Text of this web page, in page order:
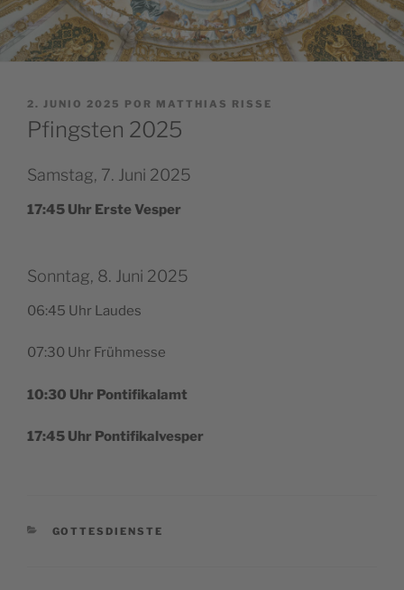
PUBLICADO
EL
2. JUNIO 2025 POR MATTHIAS RISSE
Pfingsten 2025
Samstag, 7. Juni 2025
17:45 Uhr Ers­te Vesper
Sonntag, 8. Juni 2025
06:45 Uhr Laudes
07:30 Uhr Frühmesse
10:30 Uhr Pontifikalamt
17:45 Uhr Pontifikalvesper
CATEGORÍAS
GOTTESDIENSTE